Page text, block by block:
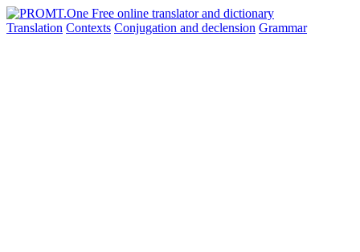
Translation Contexts Conjugation and declension Grammar